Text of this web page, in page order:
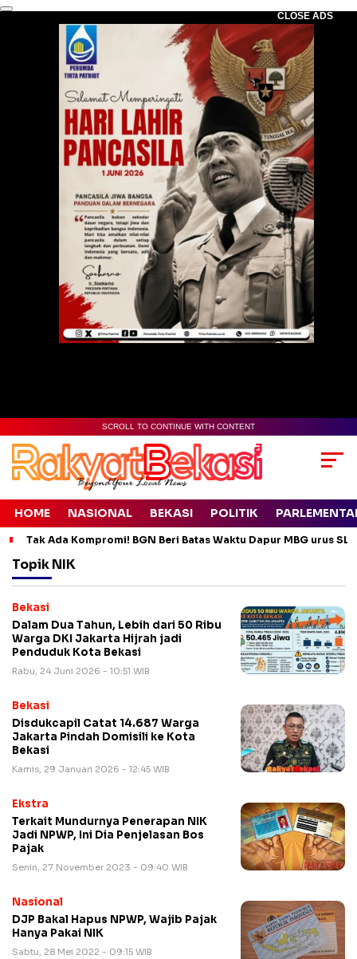
CLOSE ADS
SCROLL TO CONTINUE WITH CONTENT
HOME NASIONAL BEKASI POLITIK
Tak Ada Kompromi! BGN Beri Batas Waktu Dapur MBG urus
Topik NIK
Bekasi
Dalam Dua Tahun, Lebih dari 50 Ribu
Warga DKI Jakarta Hijrah jadi
Penduduk Kota Bekasi
Rabu, 24 Juni 2026 - 10:51 WIB
Bekasi
Disdukcapil Catat 14.687 Warga
Jakarta Pindah Domisili ke Kota
Bekasi
Kamis, 29 Januari 2026 - 12:45 WIB
Ekstra
Terkait Mundurnya Penerapan NIK
Jadi NPWP, Ini Dia Penjelasan Bos
Pajak
Senin, 27 November 2023 - 09:40 WIB
Nasional
DJP Bakal Hapus NPWP, Wajib Pajak
Hanya Pakai NIK
Sabtu, 28 Mei 2022 - 09:15 WIB